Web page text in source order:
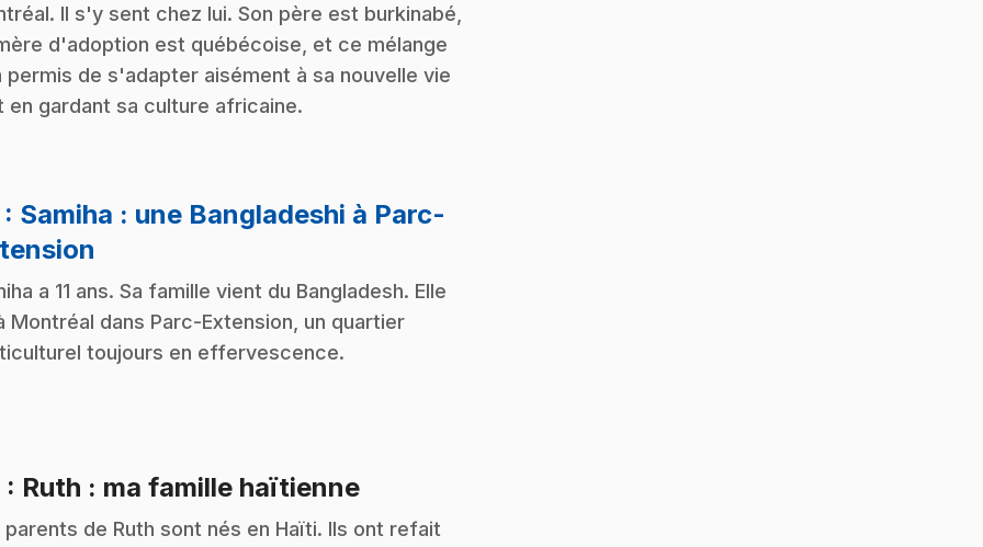
Il s'y sent chez lui. Son père est burkinabé,
d'adoption est québécoise, et ce mélange
permis de s'adapter aisément à sa nouvelle vie
en gardant sa culture africaine.
: Samiha : une Bangladeshi à Parc-
a 11 ans. Sa famille vient du Bangladesh. Elle
Montréal dans Parc-Extension, un quartier
toujours en effervescence.
: Ruth : ma famille haïtienne.
parents de Ruth sont nés en Haïti. Ils ont refait